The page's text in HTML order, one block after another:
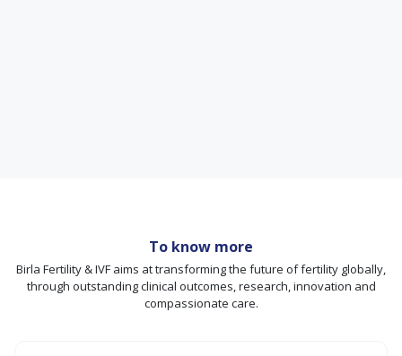
To know more
Birla Fertility & IVF aims at transforming the future of fertility globally,
through outstanding clinical outcomes, research, innovation and
compassionate care.